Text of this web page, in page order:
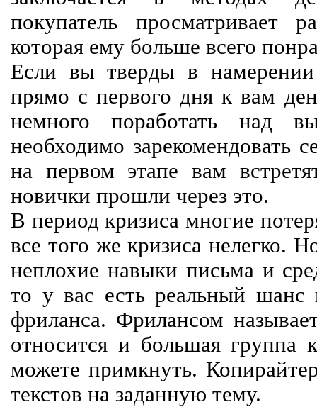
покупатель просматривает
которая ему больше всего
Если вы тверды в
прямо с первого дня к вам
немного поработать над
необходимо зарекомендовать
на первом этапе вам
новички прошли через это.
В период кризиса многие
все того же кризиса нелегко.
неплохие навыки письма и
то у вас есть реальный шанс
фриланса. Фрилансом
относится и большая группа
можете примкнуть.
текстов на заданную тему.